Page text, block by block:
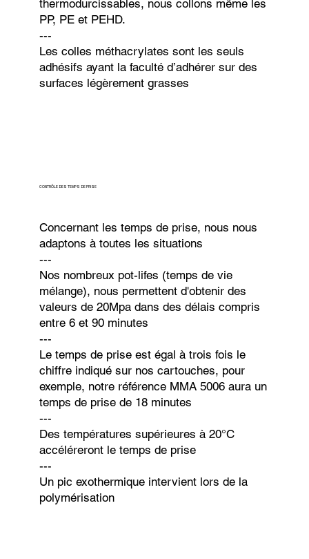
thermodurcissables, nous collons même les
PP, PE et PEHD.
---
Les colles méthacrylates sont les seuls
adhésifs ayant la faculté d’adhérer sur des
surfaces légèrement grasses
Concernant les temps de prise, nous nous
adaptons à toutes les situations
---
Nos nombreux pot-lifes (temps de vie
mélange), nous permettent d'obtenir des
valeurs de 20Mpa dans des délais compris
entre 6 et 90 minutes
---
Le temps de prise est égal à trois fois le
chiffre indiqué sur nos cartouches, pour
exemple, notre référence MMA 5006 aura un
temps de prise de 18 minutes
---
Des températures supérieures à 20°C
accéléreront le temps de prise
---
Un pic exothermique intervient lors de la
polymérisation
CONTRÔLE DES TEMPS DE PRISE